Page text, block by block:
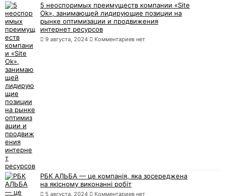
5 неоспоримых преимуществ компании «Site
Ok», занимающей лидирующие позиции на
рынке оптимизации и продвижения
интернет ресурсов
9 августа, 2024 Комментариев нет
РБК АЛЬБА — це компанія, яка зосереджена
на якісному виконанні робіт
5 августа, 2024 Комментариев нет